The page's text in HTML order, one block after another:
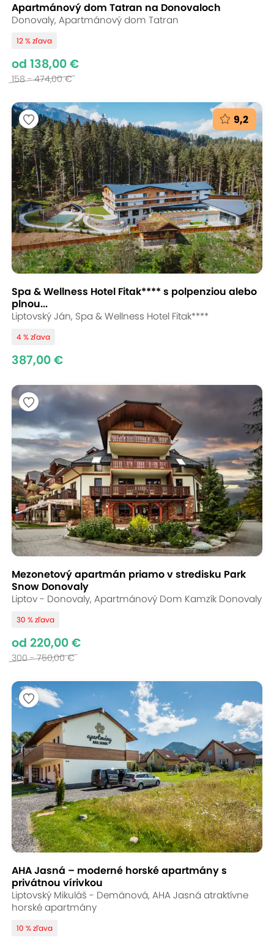
Apartmánový dom Tatran na Donovaloch
Donovaly, Apartmánový dom Tatran
12 % zľava
od 138,00 €
158 - 474,00 €
9,2
Spa & Wellness Hotel Fitak**** s polpenziou alebo
plnou...
Liptovský Ján, Spa & Wellness Hotel Fitak****
4 % zľava
387,00 €
Mezonetový apartmán priamo v stredisku Park
Snow Donovaly
Liptov - Donovaly, Apartmánový Dom Kamzík Donovaly
30 % zľava
od 220,00 €
300 - 750,00 €
AHA Jasná – moderné horské apartmány s
privátnou vírivkou
Liptovský Mikuláš - Demänová, AHA Jasná atraktívne
horské apartmány
10 % zľava